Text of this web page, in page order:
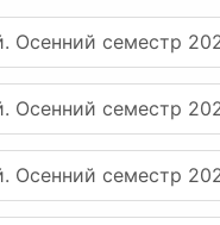
Осенний семестр
Осенний семестр
Осенний семестр